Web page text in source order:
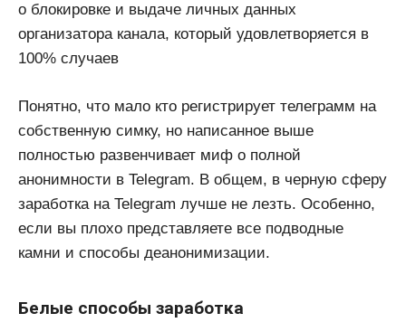
о блокировке и выдаче личных данных
организатора канала, который удовлетворяется в
100% случаев
Понятно, что мало кто регистрирует телеграмм на
собственную симку, но написанное выше
полностью развенчивает миф о полной
анонимности в Telegram. В общем, в черную сферу
заработка на Telegram лучше не лезть. Особенно,
если вы плохо представляете все подводные
камни и способы деанонимизации.
Белые способы заработка